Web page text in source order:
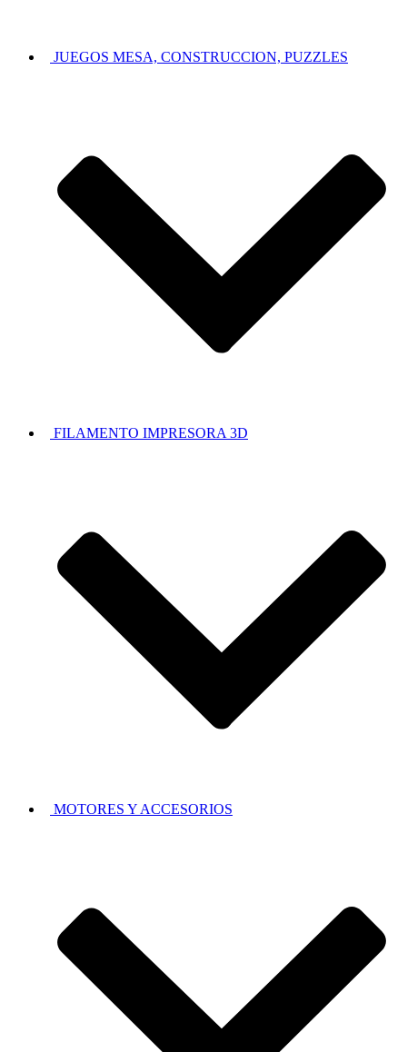
JUEGOS MESA, CONSTRUCCION, PUZZLES
FILAMENTO IMPRESORA 3D
MOTORES Y ACCESORIOS